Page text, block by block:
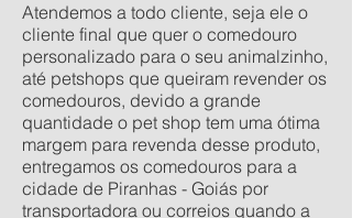
Atendemos a todo cliente, seja ele o
cliente final que quer o comedouro
personalizado para o seu animalzinho,
até petshops que queiram revender os
comedouros, devido a grande
quantidade o pet shop tem uma ótima
margem para revenda desse produto,
entregamos os comedouros para a
cidade de Piranhas - Goiás por
transportadora ou correios quando a